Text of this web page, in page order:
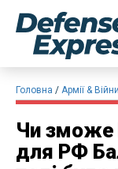
Головна Армії & Війни
Чи зможе
для РФ